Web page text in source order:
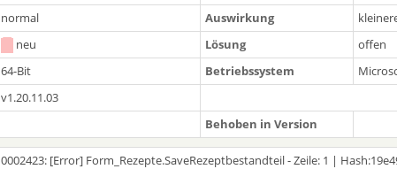
normal Auswirkung
neu Lösung
offen
64-Bit Betriebssystem
v1.20.11.03
Behoben in Version
0002423: [Error] Form_Rezepte.SaveRezeptbestandteil - Zeile: 1 |